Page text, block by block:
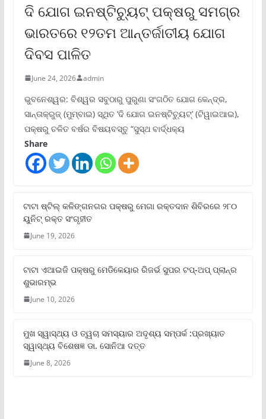
ଦି ଯୋଗ ଇନଷ୍ଟିଚ୍ୟୁଟ୍ ପକ୍ଷରୁ ସମଗ୍ର
ଭାରତରେ ୧୨ତମ ଆନ୍ତର୍ଜାତୀୟ ଯୋଗ
ଦିବସ ପାଳିତ
June 24, 2026 admin
ଭୁବନେଶ୍ୱର: ବିଶ୍ୱର ସବୁଠାରୁ ପୁରୁଣା ସଂଗଠିତ ଯୋଗ କେନ୍ଦ୍ର,
ସାନ୍ତାକ୍ରୁଜ୍ (ମୁମ୍ବାଇ) ସ୍ଥିତ ‘ଦି ଯୋଗ ଇନଷ୍ଟିଚ୍ୟୁଟ୍‌’ (ଟିୱାଇଆଇ),
ପକ୍ଷରୁ ଚଳିତ ବର୍ଷର ବିଷୟବସ୍ତୁ “ସୁସ୍ଥ ବାର୍ଦ୍ଧକ୍ୟ
Share
ଟାଟା ଷ୍ଟିଲ୍‌ କଳିଙ୍ଗନଗର ପକ୍ଷରୁ ମେଗା ରକ୍ତଦାନ ଶିବିରରେ ୨୮୦
ୟୁନିଟ୍‌ ରକ୍ତ ସଂଗୃହୀତ
June 19, 2026
ଟାଟା ଏଆଇଜି ପକ୍ଷରୁ ମେଡିକେୟାର ରିଜର୍ଭ ସୁପର ଟପ୍‌-ଅପ୍ ପ୍ଲାନ୍‌ର
ଶୁଭାରମ୍ଭ
June 10, 2026
ମୁଖ ସ୍ୱାସ୍ଥ୍ୟ ଓ ତ୍ୱଚା ସମସ୍ୟାର ଅଦୃଶ୍ୟ ସମ୍ପର୍କ :ପ୍ରଖ୍ୟାତ
ସ୍ୱାସ୍ଥ୍ୟ ବିଶେଷଜ୍ଞ ଡା. ସୋନିଆ ଦତ୍ତ
June 8, 2026